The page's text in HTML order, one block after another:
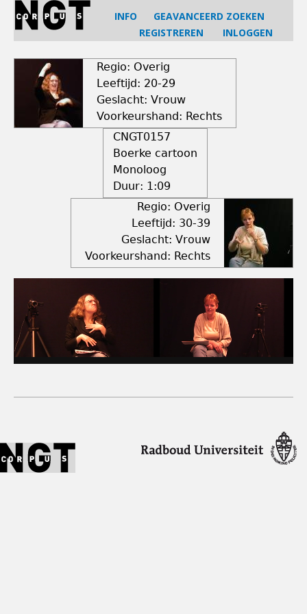
Jump
navigation
INFO
GEAVANCEERD ZOEKEN
REGISTREREN
INLOGGEN
Regio: Overig
Leeftijd: 20-29
Geslacht: Vrouw
Voorkeurshand: Rechts
CNGT0157
Boerke cartoon
Monoloog
Duur: 1:09
Regio: Overig
Leeftijd: 30-39
Geslacht: Vrouw
Voorkeurshand: Rechts